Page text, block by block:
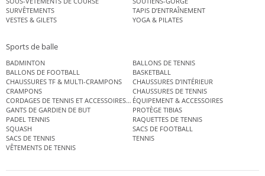
SURVÊTEMENTS
TAPIS D’ENTRAÎNEMENT
VESTES & GILETS
YOGA & PILATES
Sports de balle
BADMINTON
BALLONS DE TENNIS
BALLONS DE FOOTBALL
BASKETBALL
CHAUSSURES TF & MULTI-CRAMPONS
CHAUSSURES D’INTÉRIEUR
CRAMPONS
CHAUSSURES DE TENNIS
CORDAGES DE TENNIS ET ACCESSOIRES DE TENNISÉQUIPEMENT & ACCESSOIRES
GANTS DE GARDIEN DE BUT
PROTÈGE TIBIAS
PADEL TENNIS
RAQUETTES DE TENNIS
SQUASH
SACS DE FOOTBALL
SACS DE TENNIS
TENNIS
VÊTEMENTS DE TENNIS